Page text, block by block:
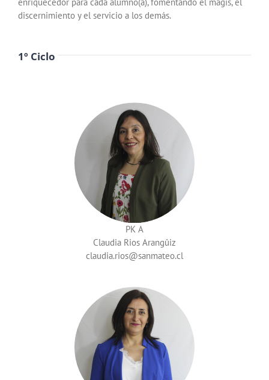
discernimiento y el servicio a los demás.
1º Ciclo
PK A
Claudia Rios Arangûiz
claudia.rios